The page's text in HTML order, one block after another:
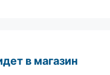
в магазин